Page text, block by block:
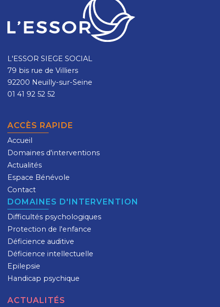
L'ESSOR SIEGE SOCIAL
79 bis rue de Villiers
92200 Neuilly-sur-Seine
01 41 92 52 52
ACCÈS RAPIDE
Accueil
Domaines d'interventions
Actualités
Espace Bénévole
Contact
DOMAINES D'INTERVENTION
Difficultés psychologiques
Protection de l'enfance
Déficience auditive
Déficience intellectuelle
Epilepsie
Handicap psychique
ACTUALITÉS